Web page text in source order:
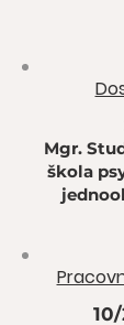
Mgr.
škola